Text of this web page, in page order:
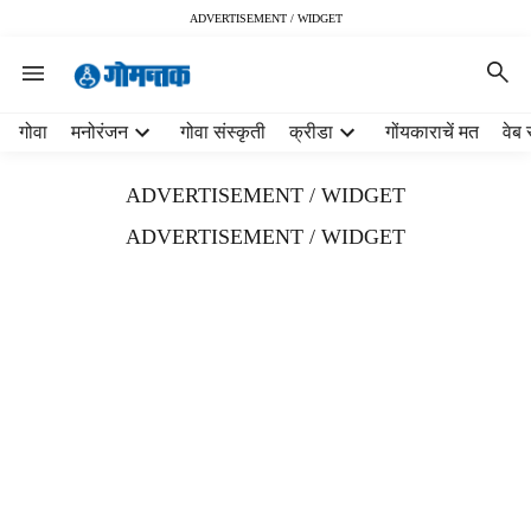
ADVERTISEMENT / WIDGET
गोवा मनोरंजन गोवा संस्कृती क्रीडा गोंयकाराचें मत वेब
ADVERTISEMENT / WIDGET
ADVERTISEMENT / WIDGET